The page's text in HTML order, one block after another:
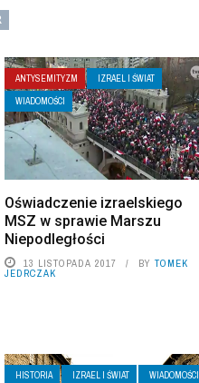
ANTYSEMITYZM
IZRAEL I ŚWIAT
WIADOMOŚCI
Oświadczenie izraelskiego
MSZ w sprawie Marszu
Niepodległości
13 LISTOPADA 2017 BYTOMEK
JEDRCZAK
HISTORIA IZRAEL I ŚWIAT WIADOMOŚCI